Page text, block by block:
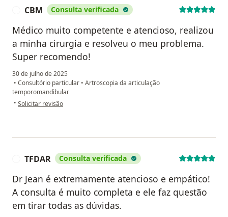
CBM Consulta verificada
Médico muito competente e atencioso, realizou
a minha cirurgia e resolveu o meu problema.
Super recomendo!
30 de julho de 2025
• Consultório particular • Artroscopia da articulação
temporomandibular
• na opinião do utilizador CBM
Solicitar revisão
TFDAR Consulta verificada
Dr Jean é extremamente atencioso e empático!
A consulta é muito completa e ele faz questão
em tirar todas as dúvidas.